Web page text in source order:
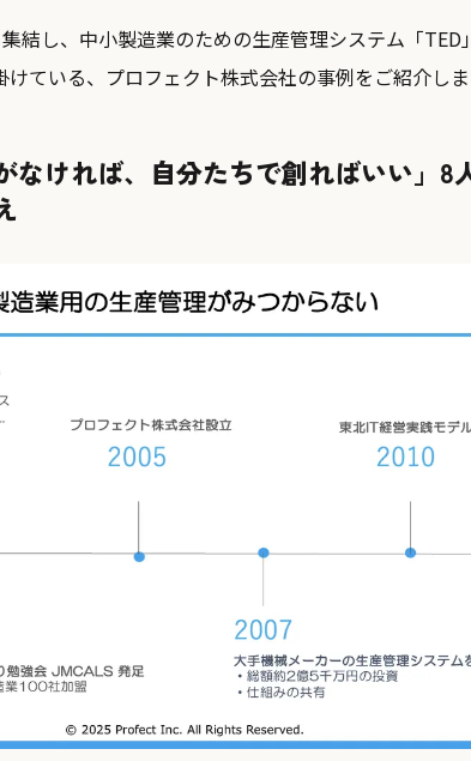
結し、中小製造業のための生産管理システム「TED
けている、プロフェクト株式会社の事例をご紹介しま
なければ、自分たちで創ればいい」